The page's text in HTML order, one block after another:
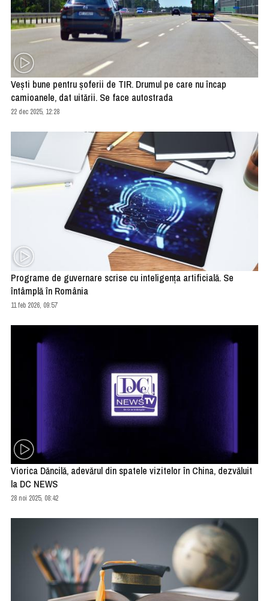
Veşti bune pentru şoferii de TIR. Drumul pe care nu încap
camioanele, dat uitării. Se face autostrada
22 dec 2025, 12:28
Programe de guvernare scrise cu inteligenţa artificială. Se
întâmplă în România
11 feb 2026, 09:57
Viorica Dăncilă, adevărul din spatele vizitelor în China, dezvăluit
la DC NEWS
28 noi 2025, 08:42